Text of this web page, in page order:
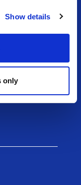
Show details
only